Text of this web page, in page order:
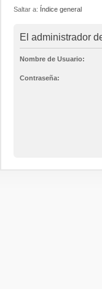
Saltar a: Índice general
El administrador
Nombre de Usuario:
Contraseña: